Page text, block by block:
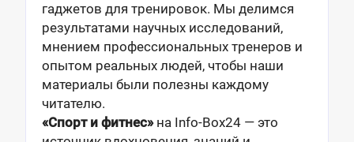
гаджетов для тренировок. Мы делимся
результатами научных исследований,
мнением профессиональных тренеров и
опытом реальных людей, чтобы наши
материалы были полезны каждому
читателю.
«Спорт и фитнес»на Info-Box24 — это